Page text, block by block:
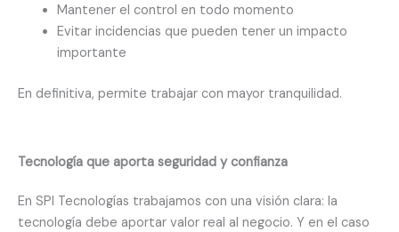
Mantener el control en todo momento
Evitar incidencias que pueden tener un impacto
importante
En definitiva, permite trabajar con mayor tranquilidad.
Tecnología que aporta seguridad y confianza
En SPI Tecnologías trabajamos con una visión clara: la
tecnología debe aportar valor real al negocio. Y en el caso